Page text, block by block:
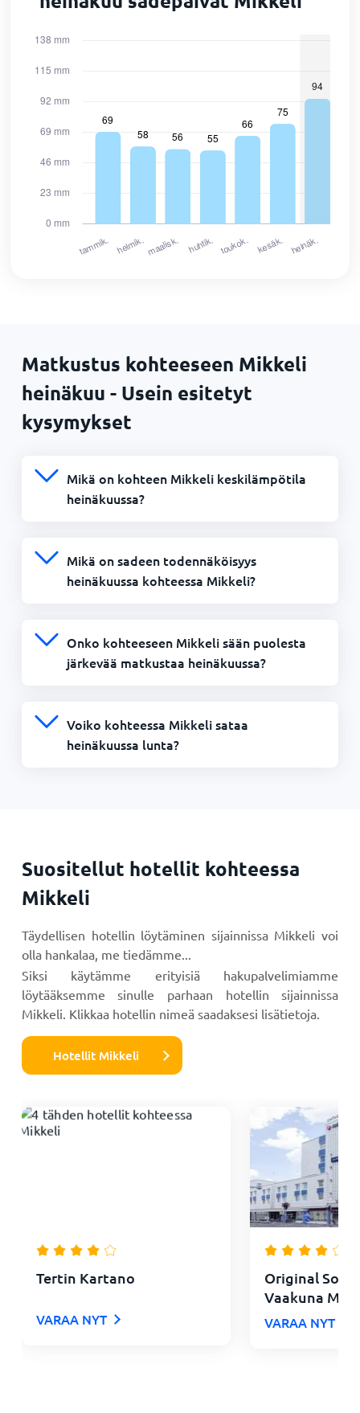
Matkustus kohteeseen Mikkeli
heinäkuu - Usein esitetyt
kysymykset
Mikä on kohteen Mikkeli keskilämpötila
heinäkuussa?
Mikä on sadeen todennäköisyys
heinäkuussa kohteessa Mikkeli?
Onko kohteeseen Mikkeli sään puolesta
järkevää matkustaa heinäkuussa?
Voiko kohteessa Mikkeli sataa
heinäkuussa lunta?
Suositellut hotellit kohteessa
Mikkeli
Täydellisen hotellin löytäminen sijainnissa Mikkeli voi
olla hankalaa, me tiedämme...
Siksi käytämme erityisiä hakupalvelimiamme
löytääksemme sinulle parhaan hotellin sijainnissa
Mikkeli. Klikkaa hotellin nimeä saadaksesi lisätietoja.
Hotellit Mikkeli
Tertin Kartano
VARAA NYT
Original
Vaakuna
VARAA NYT